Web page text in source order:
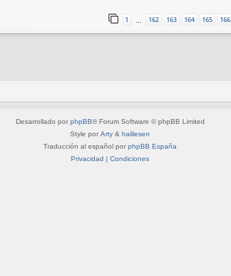
1 162 163 164 165 166
Desarrollado por phpBB® Forum Software © phpBB Limited
Style por Arty & halilesen
Traducción al español por phpBB España
Privacidad | Condiciones